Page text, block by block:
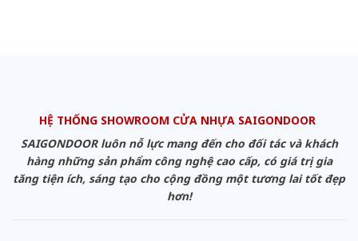
HỆ THỐNG SHOWROOM CỬA NHỰA SAIGONDOOR
SAIGONDOOR luôn nỗ lực mang đến cho đối tác và khách
hàng những sản phẩm công nghệ cao cấp, có giá trị gia
tăng tiện ích, sáng tạo cho cộng đồng một tương lai tốt đẹp
hơn!